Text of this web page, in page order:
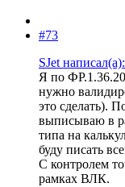
#73
SJet написал(а):
Я по
нужно
это сделать).
выписываю в
типа на
буду писать
С контролем
рамках ВЛК.